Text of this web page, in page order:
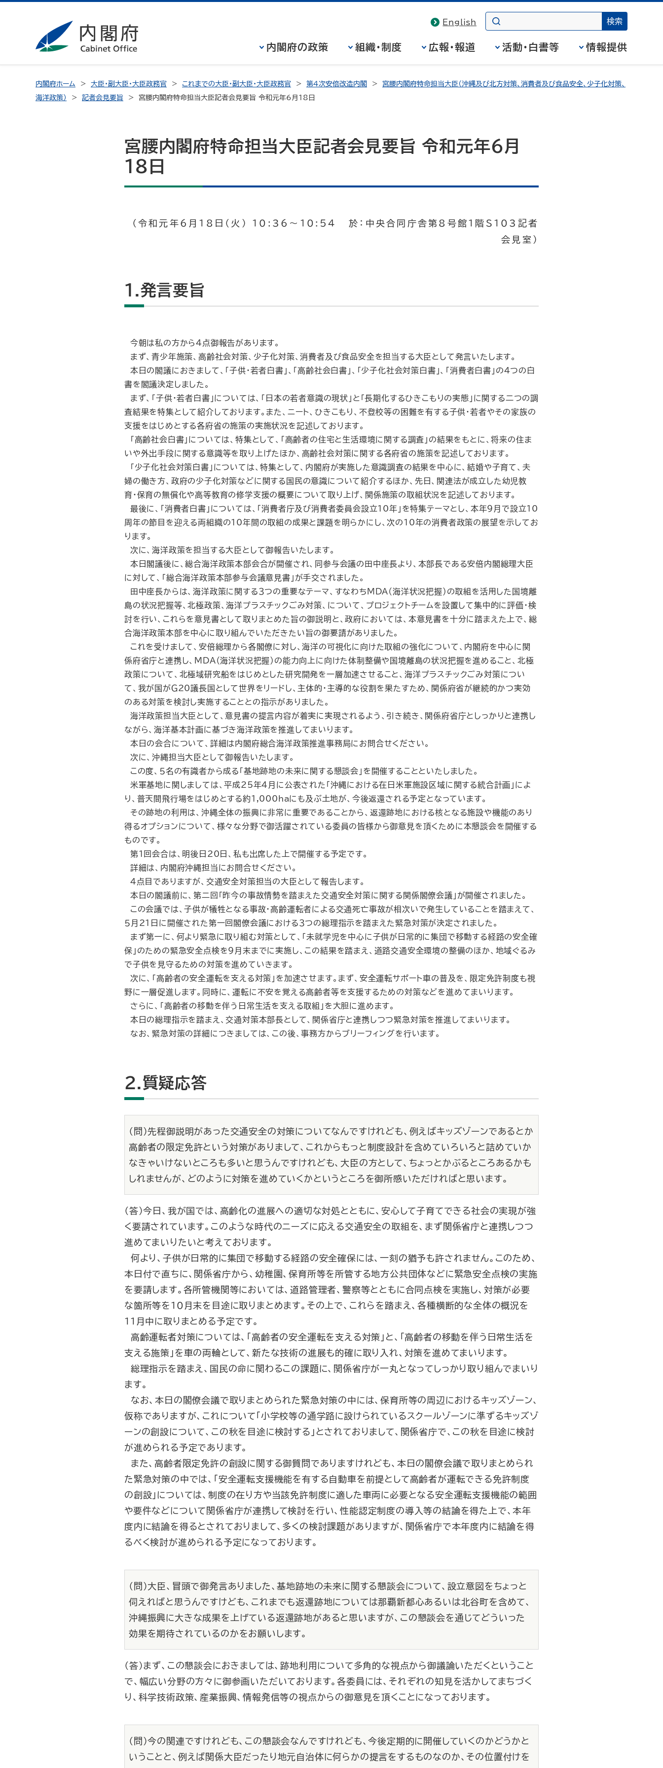
English
内閣府の政策 組織・制度 広報・報道 活動・白書等 情報提供
内閣府ホーム 大臣・副大臣・大臣政務官 これまでの大臣・副大臣・大臣政務官 第4次安倍改造内閣
宮腰内閣府特命担当大臣（沖縄及び北方対策、消費者及び食品安全、少子化対策、
海洋政策）
記者会見要旨 宮腰内閣府特命担当大臣記者会見要旨 令和元年6月18日
宮腰内閣府特命担当大臣記者会見要旨 令和元年6月
18日
（令和元年6月18日（火） 10:36～10:54 於：中央合同庁舎第8号館1階S103記者
会見室）
1.発言要旨
今朝は私の方から４点御報告があります。
まず、青少年施策、高齢社会対策、少子化対策、消費者及び食品安全を担当する大臣として発言いたします。
本日の閣議におきまして、「子供・若者白書」、「高齢社会白書」、「少子化社会対策白書」、「消費者白書」の４つの白
書を閣議決定しました。
まず、「子供・若者白書」については、「日本の若者意識の現状」と「長期化するひきこもりの実態」に関する二つの調
査結果を特集として紹介しております。また、ニート、ひきこもり、不登校等の困難を有する子供・若者やその家族の
支援をはじめとする各府省の施策の実施状況を記述しております。
「高齢社会白書」については、特集として、「高齢者の住宅と生活環境に関する調査」の結果をもとに、将来の住ま
いや外出手段に関する意識等を取り上げたほか、高齢社会対策に関する各府省の施策を記述しております。
「少子化社会対策白書」については、特集として、内閣府が実施した意識調査の結果を中心に、結婚や子育て、夫
婦の働き方、政府の少子化対策などに関する国民の意識について紹介するほか、先日、関連法が成立した幼児教
育・保育の無償化や高等教育の修学支援の概要について取り上げ、関係施策の取組状況を記述しております。
最後に、「消費者白書」については、「消費者庁及び消費者委員会設立10年」を特集テーマとし、本年９月で設立10
周年の節目を迎える両組織の10年間の取組の成果と課題を明らかにし、次の10年の消費者政策の展望を示してお
ります。
次に、海洋政策を担当する大臣として御報告いたします。
本日閣議後に、総合海洋政策本部会合が開催され、同参与会議の田中座長より、本部長である安倍内閣総理大臣
に対して、「総合海洋政策本部参与会議意見書」が手交されました。
田中座長からは、海洋政策に関する３つの重要なテーマ、すなわちMDA（海洋状況把握）の取組を活用した国境離
島の状況把握等、北極政策、海洋プラスチックごみ対策、について、プロジェクトチームを設置して集中的に評価・検
討を行い、これらを意見書として取りまとめた旨の御説明と、政府においては、本意見書を十分に踏まえた上で、総
合海洋政策本部を中心に取り組んでいただきたい旨の御要請がありました。
これを受けまして、安倍総理から各閣僚に対し、海洋の可視化に向けた取組の強化について、内閣府を中心に関
係府省庁と連携し、MDA（海洋状況把握）の能力向上に向けた体制整備や国境離島の状況把握を進めること、北極
政策について、北極域研究船をはじめとした研究開発を一層加速させること、海洋プラスチックごみ対策につい
て、我が国がＧ20議長国として世界をリードし、主体的・主導的な役割を果たすため、関係府省が継続的かつ実効
のある対策を検討し実施することとの指示がありました。
海洋政策担当大臣として、意見書の提言内容が着実に実現されるよう、引き続き、関係府省庁としっかりと連携し
ながら、海洋基本計画に基づき海洋政策を推進してまいります。
本日の会合について、詳細は内閣府総合海洋政策推進事務局にお問合せください。
次に、沖縄担当大臣として御報告いたします。
この度、５名の有識者から成る「基地跡地の未来に関する懇談会」を開催することといたしました。
米軍基地に関しましては、平成25年４月に公表された「沖縄における在日米軍施設区域に関する統合計画」によ
り、普天間飛行場をはじめとする約1,000haにも及ぶ土地が、今後返還される予定となっています。
その跡地の利用は、沖縄全体の振興に非常に重要であることから、返還跡地における核となる施設や機能のあり
得るオプションについて、様々な分野で御活躍されている委員の皆様から御意見を頂くために本懇談会を開催する
ものです。
第１回会合は、明後日20日、私も出席した上で開催する予定です。
詳細は、内閣府沖縄担当にお問合せください。
４点目でありますが、交通安全対策担当の大臣として報告します。
本日の閣議前に、第二回「昨今の事故情勢を踏まえた交通安全対策に関する関係閣僚会議」が開催されました。
この会議では、子供が犠牲となる事故・高齢運転者による交通死亡事故が相次いで発生していることを踏まえて、
５月21日に開催された第一回閣僚会議における３つの総理指示を踏まえた緊急対策が決定されました。
まず第一に、何より緊急に取り組む対策として、「未就学児を中心に子供が日常的に集団で移動する経路の安全確
保」のための緊急安全点検を９月末までに実施し、この結果を踏まえ、道路交通安全環境の整備のほか、地域ぐるみ
で子供を見守るための対策を進めていきます。
次に、「高齢者の安全運転を支える対策」を加速させます。まず、安全運転サポート車の普及を、限定免許制度も視
野に一層促進します。同時に、運転に不安を覚える高齢者等を支援するための対策などを進めてまいります。
さらに、「高齢者の移動を伴う日常生活を支える取組」を大胆に進めます。
本日の総理指示を踏まえ、交通対策本部長として、関係省庁と連携しつつ緊急対策を推進してまいります。
なお、緊急対策の詳細につきましては、この後、事務方からブリーフィングを行います。
2.質疑応答
（問）先程御説明があった交通安全の対策についてなんですけれども、例えばキッズゾーンであるとか
高齢者の限定免許という対策がありまして、これからもっと制度設計を含めていろいろと詰めていか
なきゃいけないところも多いと思うんですけれども、大臣の方として、ちょっとかぶるところあるかも
しれませんが、どのように対策を進めていくかというところを御所感いただければと思います。
（答）今日、我が国では、高齢化の進展への適切な対処とともに、安心して子育てできる社会の実現が強
く要請されています。このような時代のニーズに応える交通安全の取組を、まず関係省庁と連携しつつ
進めてまいりたいと考えております。
何より、子供が日常的に集団で移動する経路の安全確保には、一刻の猶予も許されません。このため、
本日付で直ちに、関係省庁から、幼稚園、保育所等を所管する地方公共団体などに緊急安全点検の実施
を要請します。各所管機関等においては、道路管理者、警察等とともに合同点検を実施し、対策が必要
な箇所等を10月末を目途に取りまとめます。その上で、これらを踏まえ、各種横断的な全体の概況を
11月中に取りまとめる予定です。
高齢運転者対策については、「高齢者の安全運転を支える対策」と、「高齢者の移動を伴う日常生活を
支える施策」を車の両輪として、新たな技術の進展も的確に取り入れ、対策を進めてまいります。
総理指示を踏まえ、国民の命に関わるこの課題に、関係省庁が一丸となってしっかり取り組んでまいり
ます。
なお、本日の閣僚会議で取りまとめられた緊急対策の中には、保育所等の周辺におけるキッズゾーン、
仮称でありますが、これについて「小学校等の通学路に設けられているスクールゾーンに準ずるキッズゾ
ーンの創設について、この秋を目途に検討する」とされておりまして、関係省庁で、この秋を目途に検討
が進められる予定であります。
また、高齢者限定免許の創設に関する御質問でありますけれども、本日の閣僚会議で取りまとめられ
た緊急対策の中では、「安全運転支援機能を有する自動車を前提として高齢者が運転できる免許制度
の創設」については、制度の在り方や当該免許制度に適した車両に必要となる安全運転支援機能の範囲
や要件などについて関係省庁が連携して検討を行い、性能認定制度の導入等の結論を得た上で、本年
度内に結論を得るとされておりまして、多くの検討課題がありますが、関係省庁で本年度内に結論を得
るべく検討が進められる予定になっております。
（問）大臣、冒頭で御発言ありました、基地跡地の未来に関する懇談会について、設立意図をちょっと
伺えればと思うんですけども、これまでも返還跡地については那覇新都心あるいは北谷町を含めて、
沖縄振興に大きな成果を上げている返還跡地があると思いますが、この懇談会を通じてどういった
効果を期待されているのかをお願いします。
（答）まず、この懇談会におきましては、跡地利用について多角的な視点から御議論いただくということ
で、幅広い分野の方々に御参画いただいております。各委員には、それぞれの知見を活かしてまちづく
り、科学技術政策、産業振興、情報発信等の視点からの御意見を頂くことになっております。
（問）今の関連ですけれども、この懇談会なんですけれども、今後定期的に開催していくのかどうかと
いうことと、例えば関係大臣だったり地元自治体に何らかの提言をするものなのか、その位置付けを